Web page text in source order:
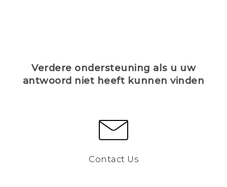
Verdere ondersteuning als u uw
antwoord niet heeft kunnen vinden
Contact Us